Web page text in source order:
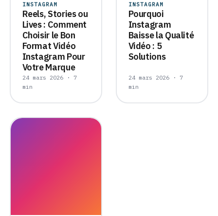
INSTAGRAM
Reels, Stories ou
Lives : Comment
Choisir le Bon
Format Vidéo
Instagram Pour
Votre Marque
24 mars 2026 · 7
min
INSTAGRAM
Pourquoi
Instagram
Baisse la Qualité
Vidéo : 5
Solutions
24 mars 2026 · 7
min